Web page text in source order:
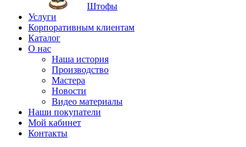
Штофы
Услуги
Корпоративным клиентам
Каталог
О нас
Наша история
Производство
Мастера
Новости
Видео материалы
Наши покупатели
Мой кабинет
Контакты